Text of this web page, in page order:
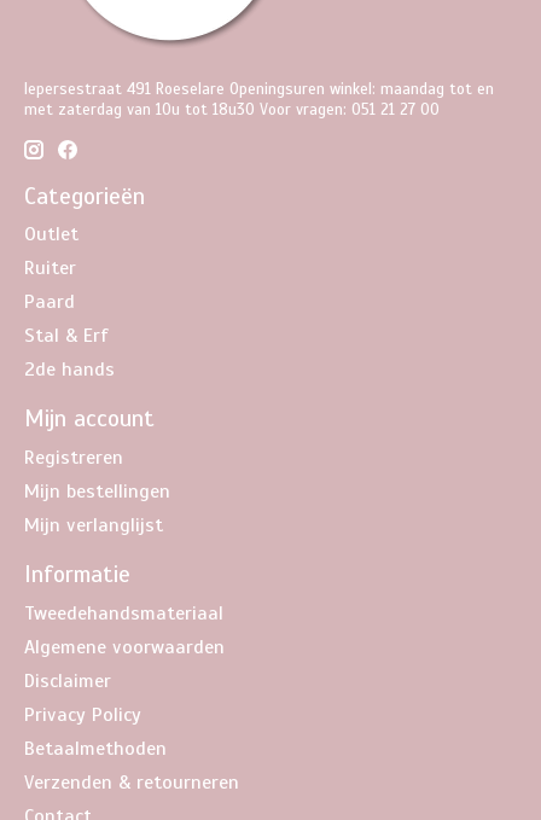
Iepersestraat 491 Roeselare Openingsuren winkel: maandag tot en
met zaterdag van 10u tot 18u30 Voor vragen: 051 21 27 00
Categorieën
Outlet
Ruiter
Paard
Stal & Erf
2de hands
Mijn account
Registreren
Mijn bestellingen
Mijn verlanglijst
Informatie
Tweedehandsmateriaal
Algemene voorwaarden
Disclaimer
Privacy Policy
Betaalmethoden
Verzenden & retourneren